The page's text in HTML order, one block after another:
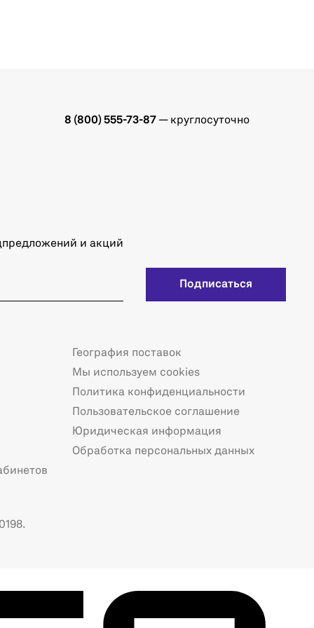
8 (800) 555-73-87 — круглосуточно
и акций
Подписаться
География поставок
Мы используем cookies
Политика конфиденциальности
Пользовательское соглашение
Юридическая информация
Обработка персональных данных